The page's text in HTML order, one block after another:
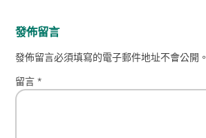
發佈留言
發佈留言必須填寫的電子郵件地址不會公開。
留言*